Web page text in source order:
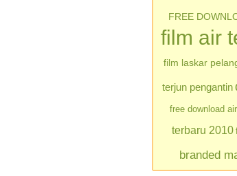
FREE
film air
film laskar
terjun pengantin
free download
terbaru 2010
branded